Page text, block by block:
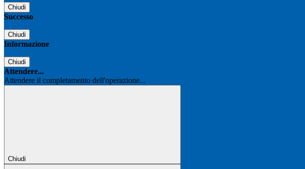
Chiudi
Successo
Chiudi
Informazione
Chiudi
Attendere...
Attendere il completamento dell'operazione...
Chiudi